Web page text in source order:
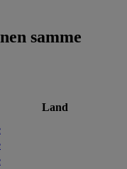
samme
Land